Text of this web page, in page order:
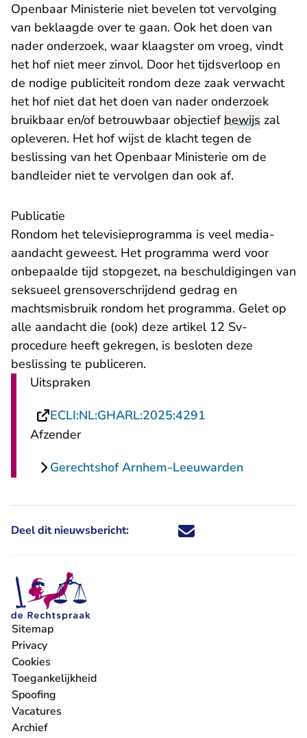
Openbaar Ministerie niet bevelen tot vervolging
van beklaagde over te gaan. Ook het doen van
nader onderzoek, waar klaagster om vroeg, vindt
het hof niet meer zinvol. Door het tijdsverloop en
de nodige publiciteit rondom deze zaak verwacht
het hof niet dat het doen van nader onderzoek
bruikbaar en/of betrouwbaar objectiefbewijs zal
opleveren. Het hof wijst de klacht tegen de
beslissing van het Openbaar Ministerie om de
bandleider niet te vervolgen dan ook af.
Publicatie
Rondom het televisieprogramma is veel media-
aandacht geweest. Het programma werd voor
onbepaalde tijd stopgezet, na beschuldigingen van
seksueel grensoverschrijdend gedrag en
machtsmisbruik rondom het programma. Gelet op
alle aandacht die (ook) deze artikel 12 Sv-
procedure heeft gekregen, is besloten deze
beslissing te publiceren.
Uitspraken
ECLI:NL:GHARL:2025:4291
Afzender
Gerechtshof Arnhem-Leeuwarden
Deel dit nieuwsbericht: Deel dit nieuwsbericht via X -
Deel dit nieuwsbericht via
Deel dit nieuwsbericht
Deel dit
Sitemap
Privacy
Cookies
Toegankelijkheid
Spoofing
Vacatures
- U verlaat Rechtspraak.nl
Archief